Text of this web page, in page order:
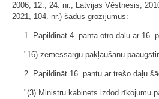
2006, 12., 24. nr.; Latvijas Vēstnesis,
2021, 104. nr.) šādus grozījumus:
1. Papildināt 4. panta otro daļu ar 16.
"16) zemessargu pakļaušanu
2. Papildināt 16. pantu ar trešo daļu
"(3) Ministru kabinets izdod rīkojumu